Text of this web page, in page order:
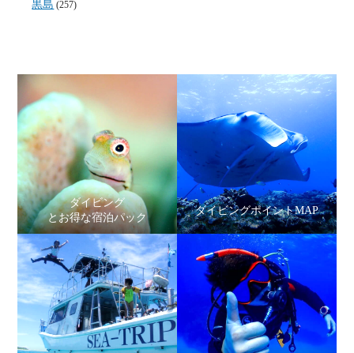
黒島 (257)
ダイビング
とお得な宿泊パック
ダイビングポイントMAP